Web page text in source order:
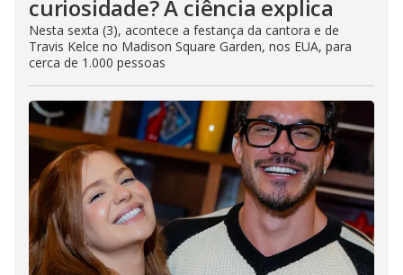
curiosidade? A ciência explica
Nesta sexta (3), acontece a festança da cantora e de
Travis Kelce no Madison Square Garden, nos EUA, para
cerca de 1.000 pessoas